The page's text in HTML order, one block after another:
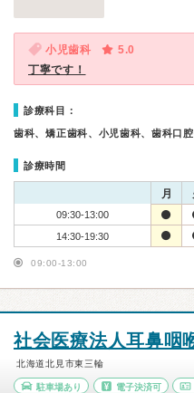
小児歯科
5.0
丁寧です！
診療科目：
歯科、矯正歯科、小児歯科、歯科口
診療時間
月
09:30-13:00
14:30-19:30
09:00-13:00
社会医療法人耳鼻咽
北海道北見市東三輪
駐車場あり 電子決済可